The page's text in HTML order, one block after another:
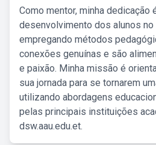
Como mentor, minha dedicação
desenvolvimento dos alunos
empregando métodos
conexões genuínas e são
e paixão. Minha missão é
sua jornada para se tornarem
utilizando abordagens
pelas principais instituições
dsw.aau.edu.et.